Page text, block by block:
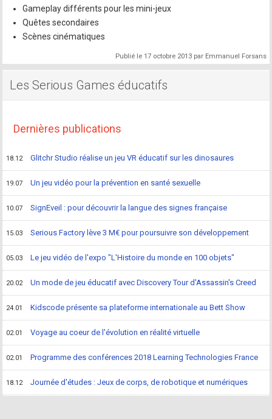
Gameplay différents pour les mini-jeux
Quêtes secondaires
Scènes cinématiques
Publié le 17 octobre 2013par Emmanuel Forsans
Les Serious Games éducatifs
Dernières publications
18.12 Glitchr Studio réalise un jeu VR éducatif sur les dinosaures
19.07 Un jeu vidéo pour la prévention en santé sexuelle
10.07 SignEveil : pour découvrir la langue des signes française
15.03 Serious Factory lève 3 M€ pour poursuivre son développement
05.03 Le jeu vidéo de l'expo "L'Histoire du monde en 100 objets"
20.02 Un mode de jeu éducatif avec Discovery Tour d'Assassin's Creed
24.01 Kidscode présente sa plateforme internationale au Bett Show
02.01 Voyage au coeur de l'évolution en réalité virtuelle
02.01 Programme des conférences 2018 Learning Technologies France
18.12 Journée d'études : Jeux de corps, de robotique et numériques